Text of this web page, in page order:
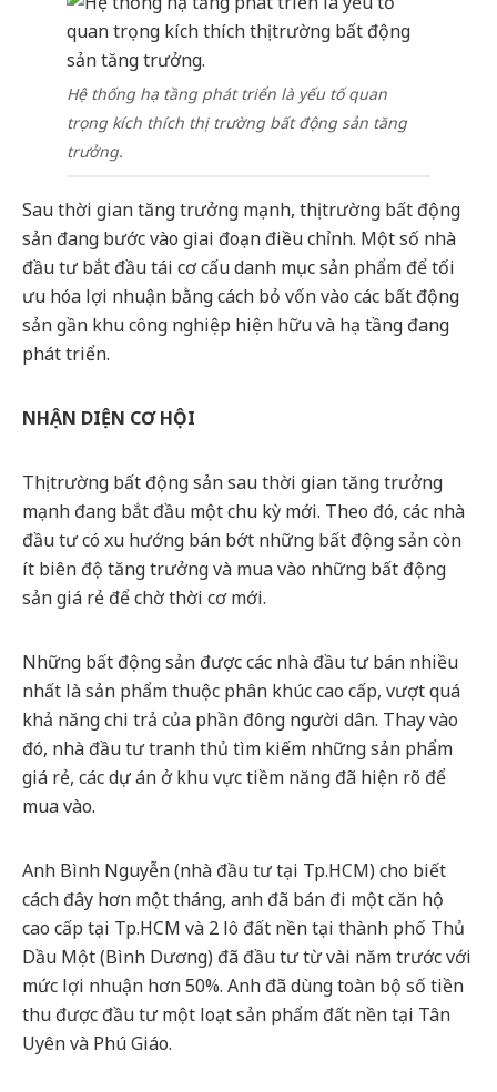
Hệ thống hạ tầng phát triển là yếu tố quan
trọng kích thích thị trường bất động sản tăng
trưởng.
Sau thời gian tăng trưởng mạnh, thị trường bất động
sản đang bước vào giai đoạn điều chỉnh. Một số nhà
đầu tư bắt đầu tái cơ cấu danh mục sản phẩm để tối
ưu hóa lợi nhuận bằng cách bỏ vốn vào các bất động
sản gần khu công nghiệp hiện hữu và hạ tầng đang
phát triển.
NHẬN DIỆN CƠ HỘI
Thị trường bất động sản sau thời gian tăng trưởng
mạnh đang bắt đầu một chu kỳ mới. Theo đó, các nhà
đầu tư có xu hướng bán bớt những bất động sản còn
ít biên độ tăng trưởng và mua vào những bất động
sản giá rẻ để chờ thời cơ mới.
Những bất động sản được các nhà đầu tư bán nhiều
nhất là sản phẩm thuộc phân khúc cao cấp, vượt quá
khả năng chi trả của phần đông người dân. Thay vào
đó, nhà đầu tư tranh thủ tìm kiếm những sản phẩm
giá rẻ, các dự án ở khu vực tiềm năng đã hiện rõ để
mua vào.
Anh Bình Nguyễn (nhà đầu tư tại Tp.HCM) cho biết
cách đây hơn một tháng, anh đã bán đi một căn hộ
cao cấp tại Tp.HCM và 2 lô đất nền tại thành phố Thủ
Dầu Một (Bình Dương) đã đầu tư từ vài năm trước với
mức lợi nhuận hơn 50%. Anh đã dùng toàn bộ số tiền
thu được đầu tư một loạt sản phẩm đất nền tại Tân
Uyên và Phú Giáo.